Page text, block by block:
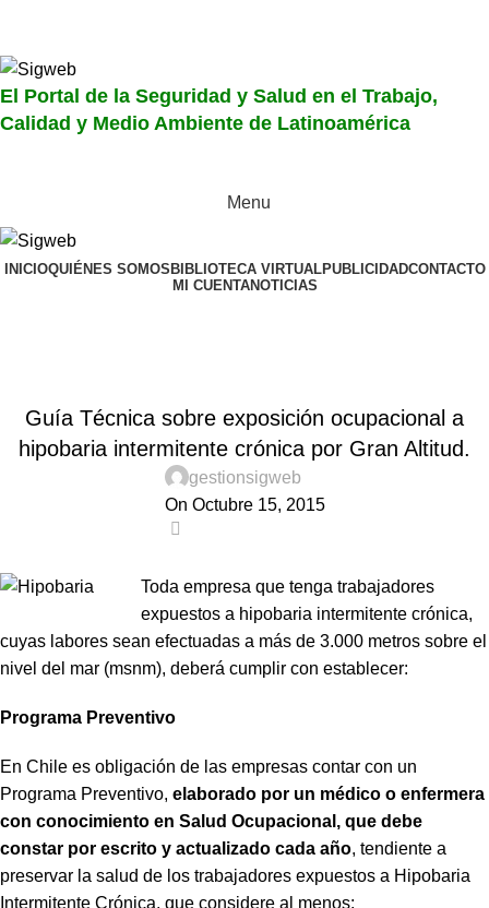
El Portal de la Seguridad y Salud en el Trabajo,
Calidad y Medio Ambiente de Latinoamérica
Menu
INICIOQUIÉNES SOMOSBIBLIOTECA VIRTUALPUBLICIDADCONTACTO
MI CUENTANOTICIAS
Guía Técnica sobre exposición ocupacional a
hipobaria intermitente crónica por Gran Altitud.
gestionsigweb
On Octubre 15, 2015
Toda empresa que tenga trabajadores
expuestos a hipobaria intermitente crónica,
cuyas labores sean efectuadas a más de 3.000 metros sobre el
nivel del mar (msnm), deberá cumplir con establecer:
Programa Preventivo
En Chile es obligación de las empresas contar con un
Programa Preventivo, elaborado por un médico o enfermera
con conocimiento en Salud Ocupacional, que debe
constar por escrito y actualizado cada año, tendiente a
preservar la salud de los trabajadores expuestos a Hipobaria
Intermitente Crónica, que considere al menos: